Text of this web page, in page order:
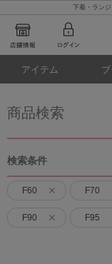
下着・ラン
アイテム
商品検索
検索条件
F60 F70
F90 F95